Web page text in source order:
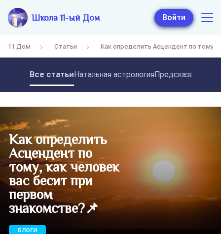
Школа 11-ый Дом Войти
11 Дом Статьи Как определить Асцендент по тому,
Все статьиНатальная астрология
Как определить
Асцендент по
тому, как человек
вас бесит при
первом
знакомстве?📌
БЛОГИ